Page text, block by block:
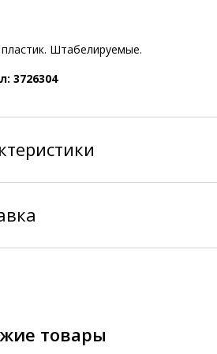
Штабелируемые.
3726304
товары